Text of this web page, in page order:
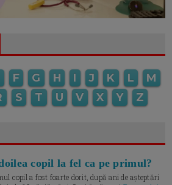
F G H I J K L
M
S T U V X Y Z
copil la fel ca pe primul?
copil a fost foarte dorit, după ani de așteptări